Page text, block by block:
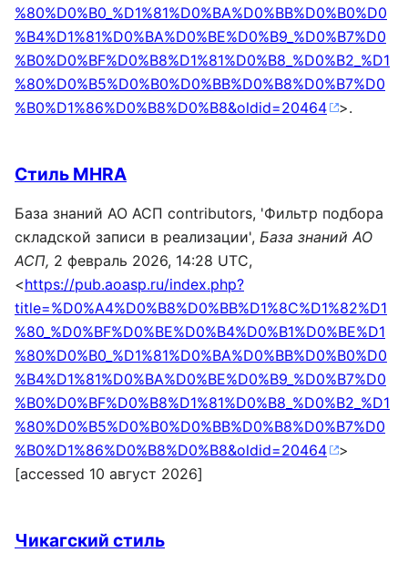
%80%D0%B0_%D1%81%D0%BA%D0%BB%D0%B0%D0
%B4%D1%81%D0%BA%D0%BE%D0%B9_%D0%B7%D0
%B0%D0%BF%D0%B8%D1%81%D0%B8_%D0%B2_%D1
%80%D0%B5%D0%B0%D0%BB%D0%B8%D0%B7%D0
%B0%D1%86%D0%B8%D0%B8&oldid=20464
>.
Стиль MHRA
База знаний АО АСП contributors, 'Фильтр подбора
складской записи в реализации', База знаний АО
АСП, 2 февраль 2026, 14:28 UTC,
<https://pub.aoasp.ru/index.php?
title=%D0%A4%D0%B8%D0%BB%D1%8C%D1%82%D1
%80_%D0%BF%D0%BE%D0%B4%D0%B1%D0%BE%D1
%80%D0%B0_%D1%81%D0%BA%D0%BB%D0%B0%D0
%B4%D1%81%D0%BA%D0%BE%D0%B9_%D0%B7%D0
%B0%D0%BF%D0%B8%D1%81%D0%B8_%D0%B2_%D1
%80%D0%B5%D0%B0%D0%BB%D0%B8%D0%B7%D0
%B0%D1%86%D0%B8%D0%B8&oldid=20464
>
[accessed 10 август 2026]
Чикагский стиль